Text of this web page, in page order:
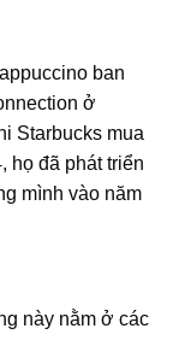
ban
ở
Starbucks mua
họ đã phát triển
mình vào năm
này nằm ở các